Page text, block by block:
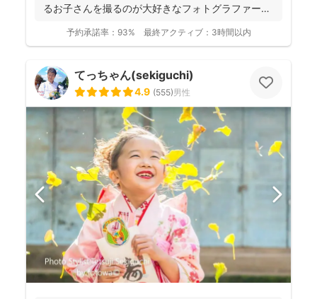
るお子さんを撮るのが大好きなフォトグラファーで
予約承諾率： 93% 最終アクティブ： 3時間以内
てっちゃん(sekiguchi)
4.9 (555)男性